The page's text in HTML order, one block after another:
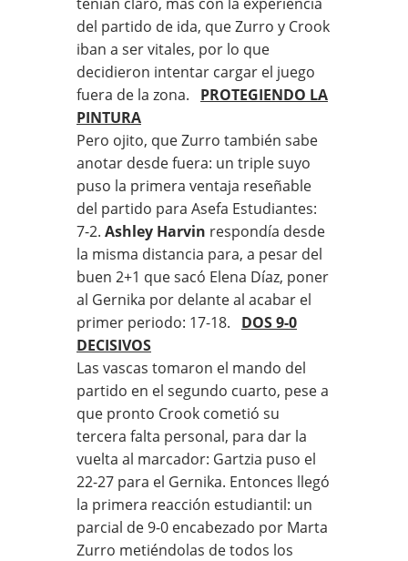
del partido de ida, que Zurro y Crook
iban a ser vitales, por lo que
decidieron intentar cargar el juego
fuera de la zona. PROTEGIENDO LA
PINTURA
Pero ojito, que Zurro también sabe
anotar desde fuera: un triple suyo
puso la primera ventaja reseñable
del partido para Asefa Estudiantes:
7-2. Ashley Harvin respondía desde
la misma distancia para, a pesar del
buen 2+1 que sacó Elena Díaz, poner
al Gernika por delante al acabar el
primer periodo: 17-18. DOS 9-0
DECISIVOS
Las vascas tomaron el mando del
partido en el segundo cuarto, pese a
que pronto Crook cometió su
tercera falta personal, para dar la
vuelta al marcador: Gartzia puso el
22-27 para el Gernika. Entonces llegó
la primera reacción estudiantil: un
parcial de 9-0 encabezado por Marta
Zurro metiéndolas de todos los